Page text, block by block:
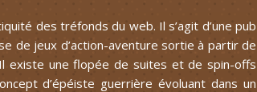
des tréfonds du web. Il s’agit d’une pub
de jeux d’action-aventure sortie à partir de
existe une flopée de suites et de spin-offs
d’épéiste guerrière évoluant dans un